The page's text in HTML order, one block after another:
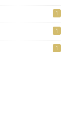
1
1
1